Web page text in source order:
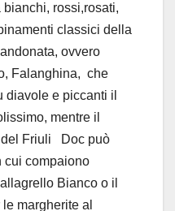
rossi,rosati,
classici della
ovvero
Falanghina, che
e piccanti il
mentre il
del Friuli Doc può
cui compaiono
Bianco o il
margherite al